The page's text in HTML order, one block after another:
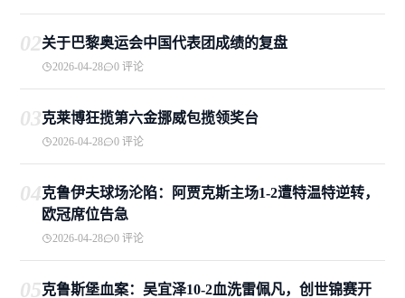
02关于巴黎奥运会中国代表团成绩的复盘
2026-04-28 0 评论
03克莱博狂揽第六金挪威包揽领奖台
2026-04-28 0 评论
04克鲁伊夫球场沦陷：阿贾克斯主场1-2遭特温特逆转，
欧冠席位告急
2026-04-28 0 评论
05克鲁斯堡血案：吴宜泽10-2血洗雷佩凡，创世锦赛开